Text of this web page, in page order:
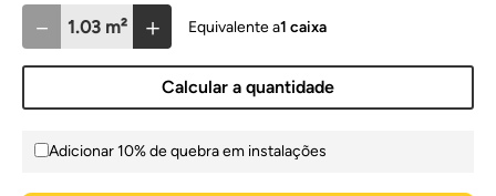
＋
－ 1 caixa
Calcular a quantidade
Adicionar 10% de quebra em instalações